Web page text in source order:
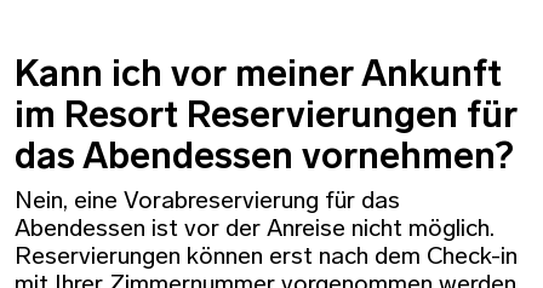
Kann ich vor meiner Ankunft
im Resort Reservierungen für
das Abendessen vornehmen?
Nein, eine Vorabreservierung für das
Abendessen ist vor der Anreise nicht möglich.
Reservierungen können erst nach dem Check-in